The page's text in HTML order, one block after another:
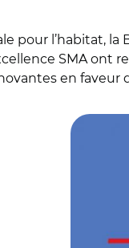
pour l’habitat,
SMA ont
en faveur